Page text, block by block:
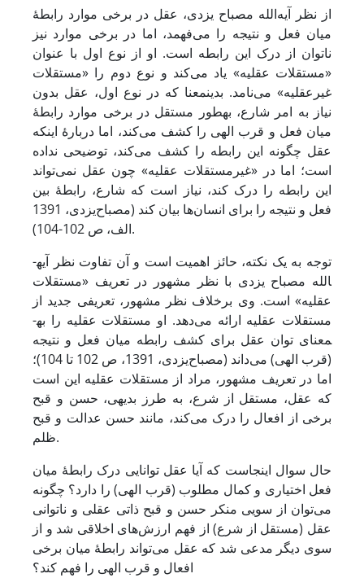
از نظر آیه‌الله مصباح یزدی، عقل در برخی موارد رابطۀ
میان فعل و نتیجه را می‌فهمد، اما در برخی موارد نیز
ناتوان از درک این رابطه است. او از نوع اول با عنوان
«مستقلات عقلیه» یاد می‌کند و نوع دوم را «مستقلات
غیرعقلیه» می‌نامد. بدین­معنا که در نوع اول، عقل بدون
نیاز به امر شارع، به­طور مستقل در برخی موارد رابطۀ
میان فعل و قرب الهی را کشف می‌کند، اما دربارۀ اینکه
عقل چگونه این رابطه را کشف می‌کند، توضیحی نداده‌
است؛ اما در «غیرمستقلات عقلیه» چون عقل نمی‌تواند
این رابطه را درک کند، نیاز است که شارع، رابطۀ بین
فعل و نتیجه را برای انسان‌ها بیان ‌کند (مصباح‌یزدی، 1391
الف، ص 102-104).
توجه به یک نکته، حائز اهمیت است و آن تفاوت نظر آیه­
الله مصباح یزدی با نظر مشهور در تعریف «مستقلات
عقلیه» است. وی برخلاف نظر مشهور، تعریفی جدید از
مستقلات عقلیه ارائه می‌دهد. او مستقلات عقلیه را به­
معنای توان عقل برای کشف رابطه میان فعل و نتیجه
(قرب الهی) می‌داند (مصباح‌یزدی، 1391، ص 102 تا 104)؛
اما در تعریف مشهور، مراد از مستقلات عقلیه این است
که عقل، مستقل از شرع، به طرز بدیهی، حسن و قبح
برخی از افعال را درک می‌کند، مانند حسن عدالت و قبح
ظلم.
حال سوال اینجاست که آیا عقل توانایی درک رابطۀ میان
فعل اختیاری و کمال مطلوب (قرب الهی) را دارد؟ چگونه
می‌توان از سویی منکر حسن و قبح ذاتی عقلی و ناتوانی
عقل (مستقل از شرع) از فهم ارزش‌های اخلاقی شد و از
سوی دیگر مدعی شد که عقل می‌تواند رابطۀ میان برخی
افعال و قرب الهی را فهم کند؟